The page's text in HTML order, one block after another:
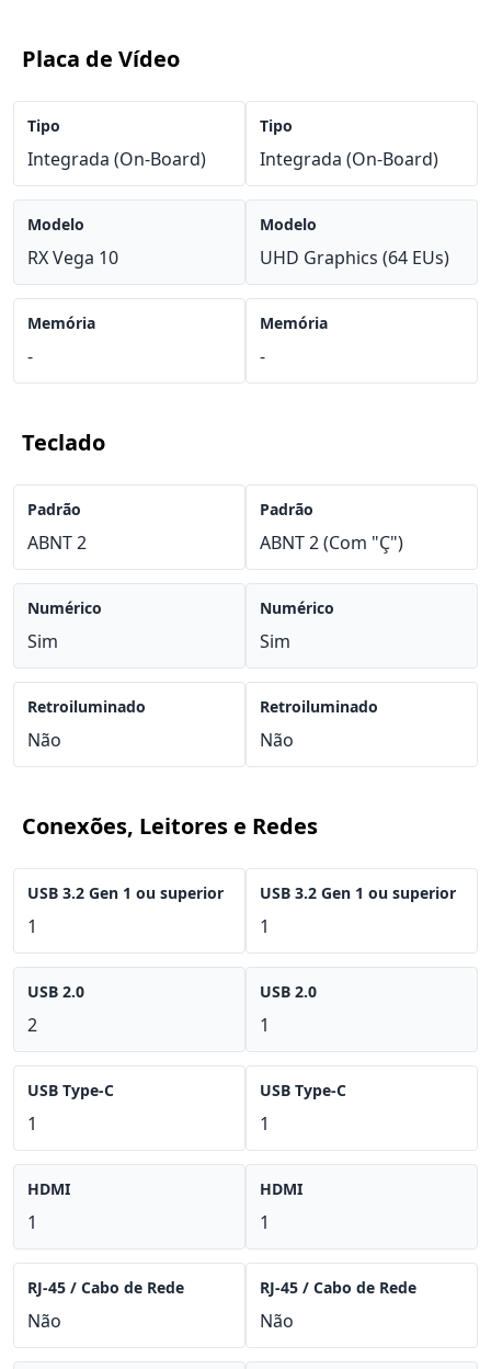
Placa de Vídeo
Tipo
Integrada (On-Board)
Modelo
RX Vega 10
Memória
-
Tipo
Integrada (On-Board)
Modelo
UHD Graphics (64 EUs)
Memória
-
Teclado
Padrão
ABNT 2
Numérico
Sim
Retroiluminado
Não
Padrão
ABNT 2 (Com "Ç")
Numérico
Sim
Retroiluminado
Não
Conexões, Leitores e Redes
USB 3.2 Gen 1 ou superior
1
USB 2.0
2
USB Type-C
1
HDMI
1
RJ-45 / Cabo de Rede
Não
USB 3.2 Gen 1 ou superior
1
USB 2.0
1
USB Type-C
1
HDMI
1
RJ-45 / Cabo de Rede
Não